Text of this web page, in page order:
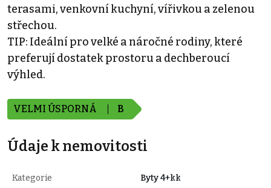
terasami, venkovní kuchyní, vířivkou a zelenou
střechou.
TIP: Ideální pro velké a náročné rodiny, které
preferují dostatek prostoru a dechberoucí
výhled.
VELMI ÚSPORNÁ B
Údaje k nemovitosti
Kategorie Byty 4+kk